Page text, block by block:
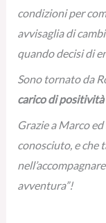
condizioni per
avvisaglia di
quando decisi di
Sono tornato da
carico di positività
Grazie a Marco
conosciuto, e che
avventura”!